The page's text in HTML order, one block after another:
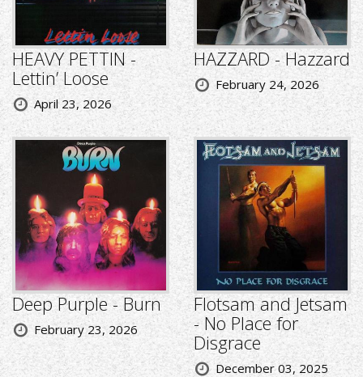
HEAVY PETTIN -
Lettin’ Loose
April 23, 2026
HAZZARD - Hazzard
February 24, 2026
Deep Purple - Burn
February 23, 2026
Flotsam and Jetsam
- No Place for
Disgrace
December 03, 2025